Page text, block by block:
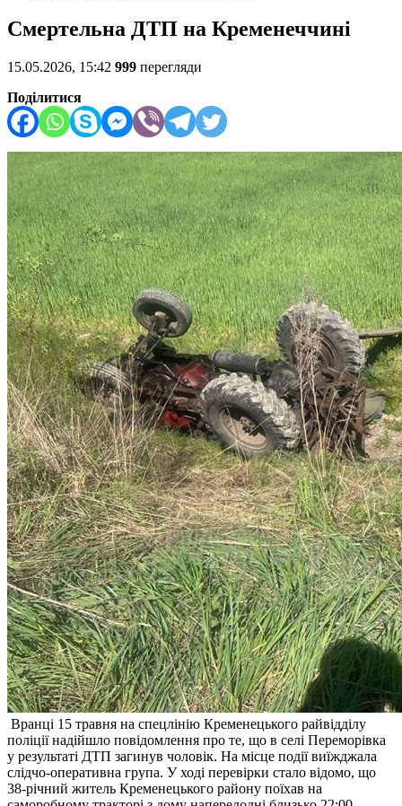
Смертельна ДТП на Кременеччині
15.05.2026, 15:42 999 перегляди
Поділитися
Вранці 15 травня на спецлінію Кременецького райвідділу
поліції надійшло повідомлення про те, що в селі Переморівка
у результаті ДТП загинув чоловік. На місце події виїжджала
слідчо-оперативна група. У ході перевірки стало відомо, що
38-річний житель Кременецького району поїхав на